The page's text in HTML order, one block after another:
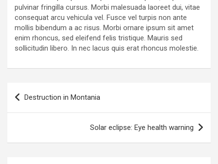
o
k
p
p
er k
pulvinar fringilla cursus. Morbi malesuada laoreet dui, vitae
consequat arcu vehicula vel. Fusce vel turpis non ante
mollis bibendum a ac risus. Morbi ornare ipsum sit amet
enim rhoncus, sed eleifend felis tristique. Mauris sed
sollicitudin libero. In nec lacus quis erat rhoncus molestie.
Navegación
de
Destruction in Montania
Solar eclipse: Eye health warning